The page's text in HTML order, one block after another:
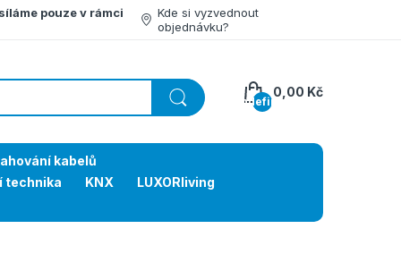
pouze v rámci
Kde si vyzvednout
objednávku?
undefined
0,00 Kč
kabelů
technika KNX
LUXORliving